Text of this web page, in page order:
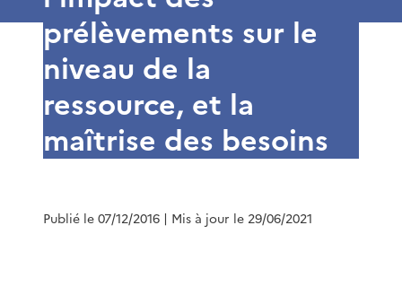
prélèvements sur le
niveau de la
ressource, et la
maîtrise des besoins
Publié le 07/12/2016 | Mis à jour le 29/06/2021